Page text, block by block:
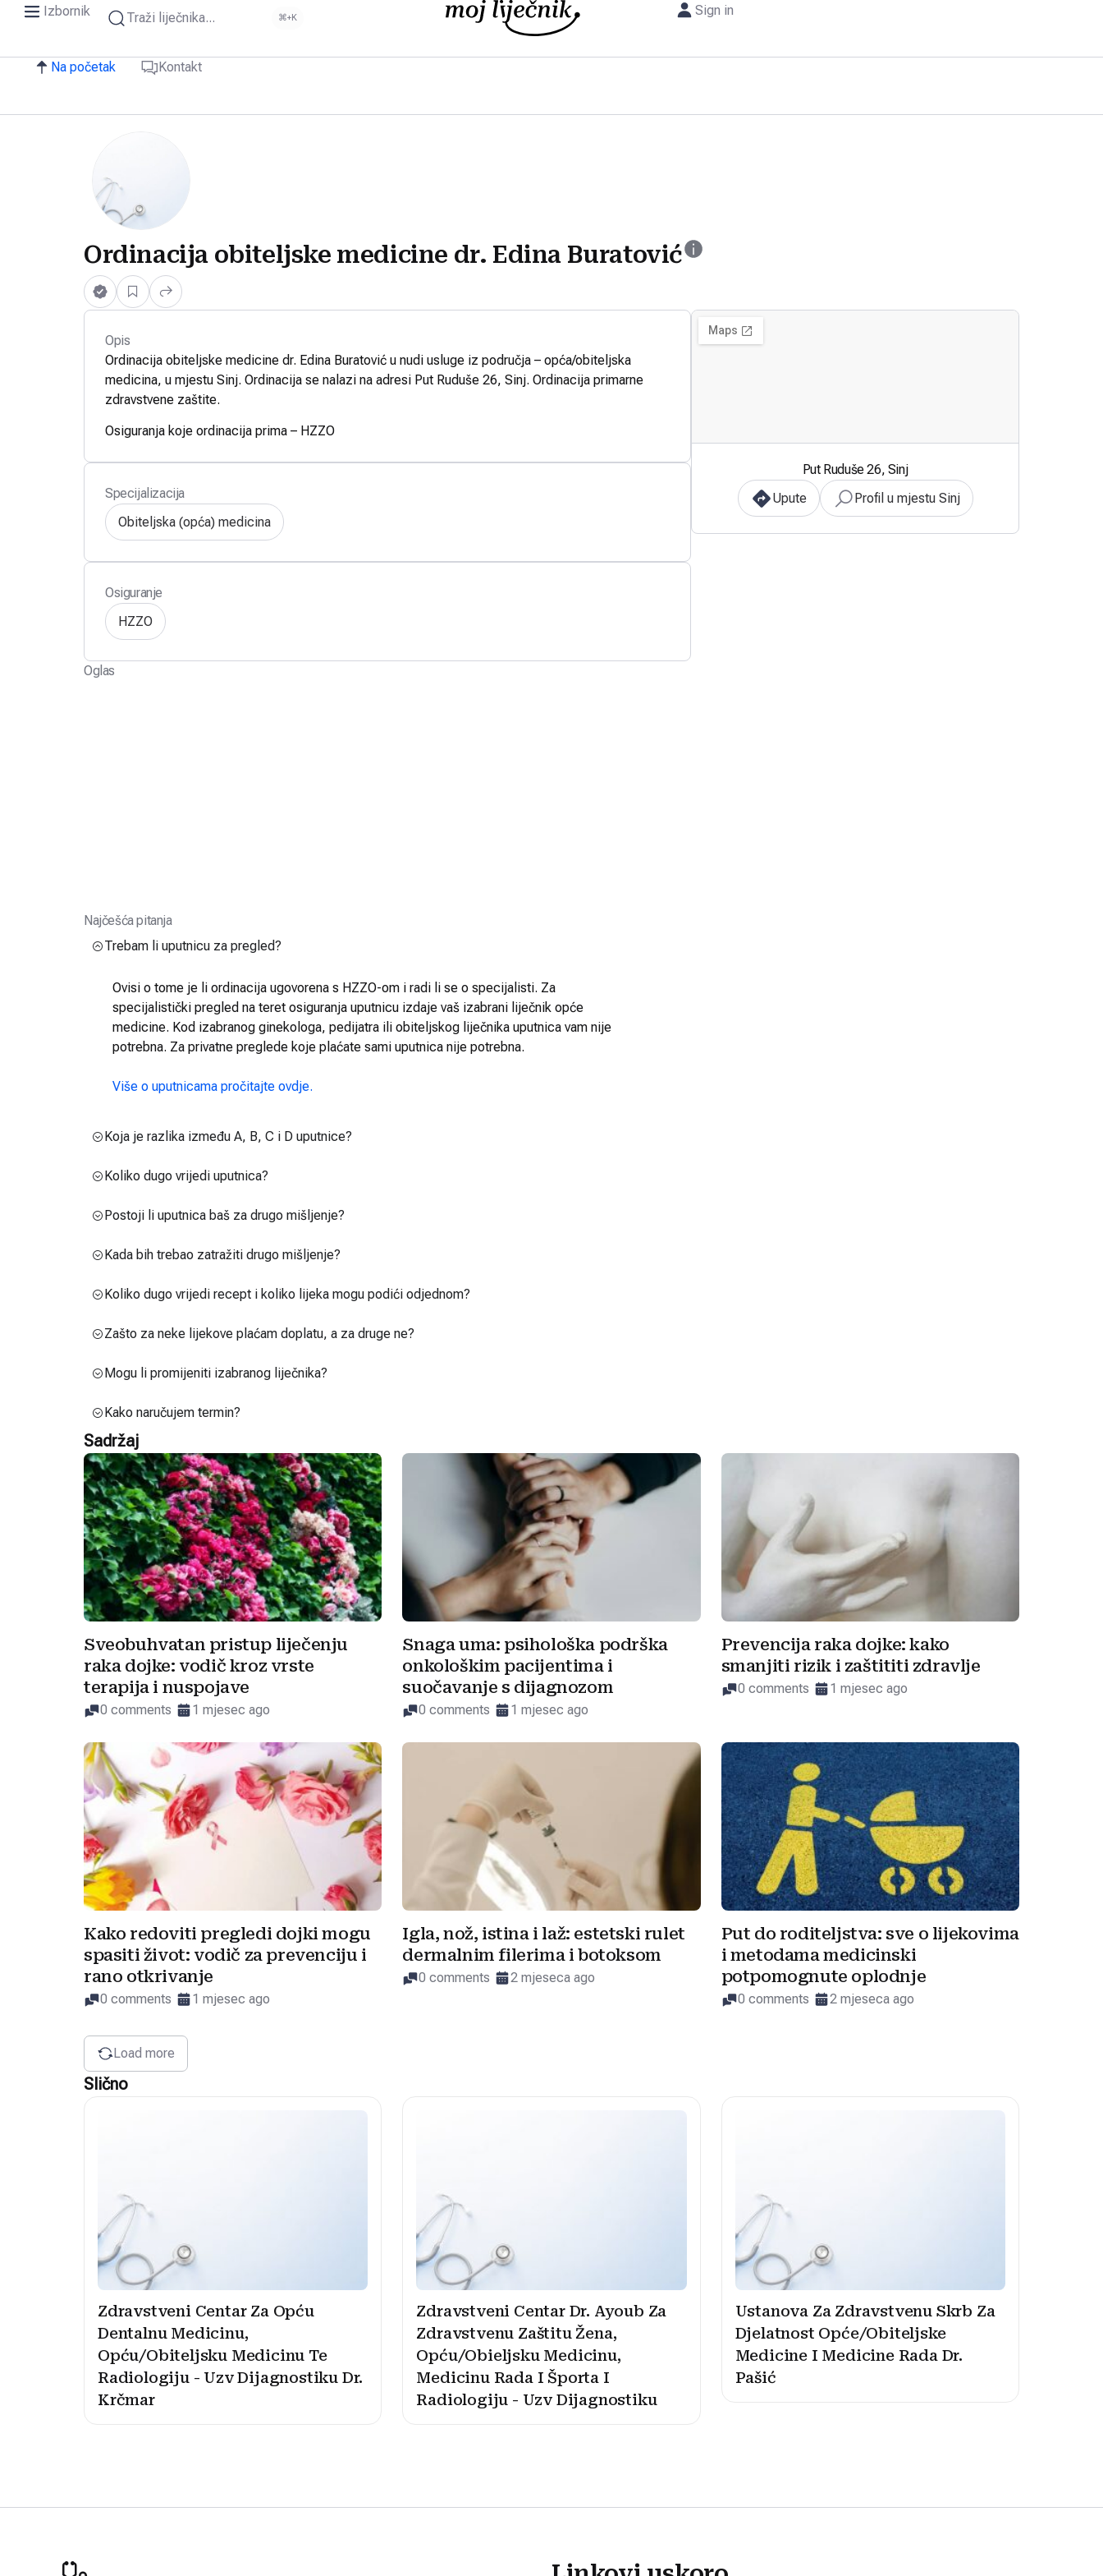
Izbornik Traži liječnika... ⌘+K Sign in
Na početak Kontakt
Ordinacija obiteljske medicine dr. Edina Buratović
Opis
Ordinacija obiteljske medicine dr. Edina Buratović u nudi usluge iz područja – opća/obiteljska
medicina, u mjestu Sinj. Ordinacija se nalazi na adresi Put Ruduše 26, Sinj. Ordinacija primarne
zdravstvene zaštite.
Osiguranja koje ordinacija prima – HZZO
Specijalizacija
Obiteljska (opća) medicina
Osiguranje
HZZO
Oglas
Put Ruduše 26, Sinj
Upute
Profil u mjestu Sinj
Najčešća pitanja
Trebam li uputnicu za pregled?
Ovisi o tome je li ordinacija ugovorena s HZZO-om i radi li se o specijalisti. Za
specijalistički pregled na teret osiguranja uputnicu izdaje vaš izabrani liječnik opće
medicine. Kod izabranog ginekologa, pedijatra ili obiteljskog liječnika uputnica vam nije
potrebna. Za privatne preglede koje plaćate sami uputnica nije potrebna.
Više o uputnicama pročitajte ovdje.
Koja je razlika između A, B, C i D uputnice?
Koliko dugo vrijedi uputnica?
Postoji li uputnica baš za drugo mišljenje?
Kada bih trebao zatražiti drugo mišljenje?
Koliko dugo vrijedi recept i koliko lijeka mogu podići odjednom?
Zašto za neke lijekove plaćam doplatu, a za druge ne?
Mogu li promijeniti izabranog liječnika?
Kako naručujem termin?
Sadržaj
Sveobuhvatan pristup liječenju
raka dojke: vodič kroz vrste
terapija i nuspojave
0 comments 1 mjesec ago
Snaga uma: psihološka podrška
onkološkim pacijentima i
suočavanje s dijagnozom
0 comments 1 mjesec ago
Prevencija raka dojke: kako
smanjiti rizik i zaštititi zdravlje
0 comments 1 mjesec ago
Kako redoviti pregledi dojki mogu
spasiti život: vodič za prevenciju i
rano otkrivanje
0 comments 1 mjesec ago
Igla, nož, istina i laž: estetski rulet
dermalnim filerima i botoksom
0 comments 2 mjeseca ago
Put do roditeljstva: sve o lijekovima
i metodama medicinski
potpomognute oplodnje
0 comments 2 mjeseca ago
Load more
Slično
Zdravstveni Centar Za Opću
Dentalnu Medicinu,
Opću/Obiteljsku Medicinu Te
Radiologiju - Uzv Dijagnostiku Dr.
Krčmar
Zdravstveni Centar Dr. Ayoub Za
Zdravstvenu Zaštitu Žena,
Opću/Obieljsku Medicinu,
Medicinu Rada I Športa I
Radiologiju - Uzv Dijagnostiku
Ustanova Za Zdravstvenu Skrb Za
Djelatnost Opće/Obiteljske
Medicine I Medicine Rada Dr.
Pašić